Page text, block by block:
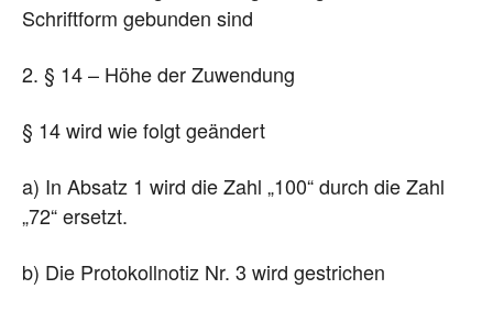
Schriftform gebunden sind
2. § 14 – Höhe der Zuwendung
§ 14 wird wie folgt geändert
a) In Absatz 1 wird die Zahl „100“ durch die Zahl
„72“ ersetzt.
b) Die Protokollnotiz Nr. 3 wird gestrichen